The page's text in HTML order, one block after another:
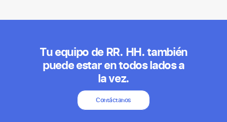
Tu equipo de RR. HH. también
puede estar en todos lados a
la vez.
Contáctanos